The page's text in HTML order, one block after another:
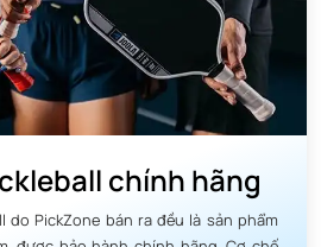
chính hãng
do PickZone bán ra đều là sản phẩm